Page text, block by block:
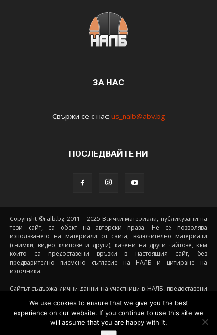
ЗА НАС
Свържи се с нас: us_nalb@abv.bg
ПОСЛЕДВАЙТЕ НИ
Copyright ©nalb.bg 2011 - 2025 Всички материали, публикувани на
този сайт, са обект на авторски права. Не се позволява
използването на материали от сайта, включително материали
(снимки, видео клипове и други), качени на други сайтове, към
които са предоставени връзки в настоящия сайт, без
предварително писмено съгласие на НАЛБ и цитиране на
източника.
Сайтът съдържа лични данни на участници в НАЛБ, предоставени
случай че става дума за непълнолетни участници) посредством
подписани декларации за участие, съгласявайки се данните им да
бъдат съхранявани и обработвани от НАЛБ. При желание от
страна на участник данните му да бъдат премахнати от сайта е
We use cookies to ensure that we give you the best
experience on our website. If you continue to use this site we
will assume that you are happy with it.